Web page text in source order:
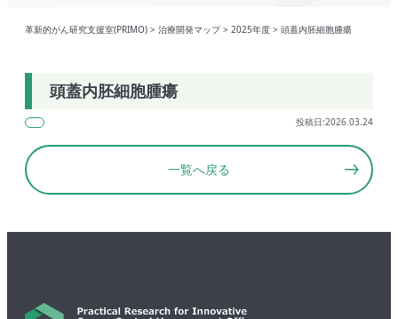
革新的がん研究支援室(PRIMO) > 治療開発マップ> 2025年度 > 頭蓋内胚細胞腫瘍
頭蓋内胚細胞腫瘍
投稿日:2026.03.24
一覧へ戻る